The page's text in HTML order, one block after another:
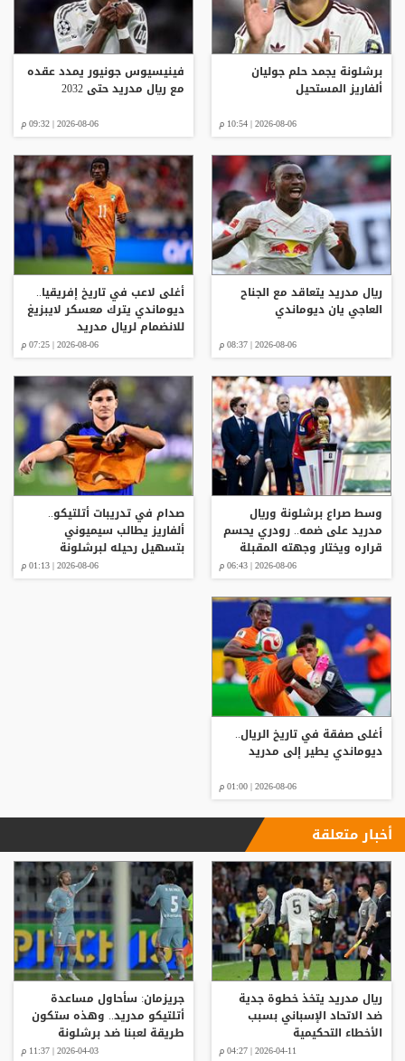
برشلونة يجمد حلم جوليان
ألفاريز المستحيل
2026-08-06 | 10:54 م
فينيسيوس جونيور يمدد عقده
مع ريال مدريد حتى 2032
2026-08-06 | 09:32 م
ريال مدريد يتعاقد مع الجناح
العاجي يان ديوماندي
2026-08-06 | 08:37 م
أغلى لاعب في تاريخ إفريقيا..
ديوماندي يترك معسكر لايبزيغ
للانضمام لريال مدريد
2026-08-06 | 07:25 م
وسط صراع برشلونة وريال
مدريد على ضمه.. رودري يحسم
قراره ويختار وجهته المقبلة
2026-08-06 | 06:43 م
صدام في تدريبات أتلتيكو..
ألفاريز يطالب سيميوني
بتسهيل رحيله لبرشلونة
2026-08-06 | 01:13 م
أغلى صفقة في تاريخ الريال..
ديوماندي يطير إلى مدريد
2026-08-06 | 01:00 م
أخبار متعلقة
ريال مدريد يتخذ خطوة جدية
ضد الاتحاد الإسباني بسبب
الأخطاء التحكيمية
2026-04-11 | 04:27 م
جريزمان: سأحاول مساعدة
أتلتيكو مدريد.. وهذه ستكون
طريقة لعبنا ضد برشلونة
2026-04-03 | 11:37 م